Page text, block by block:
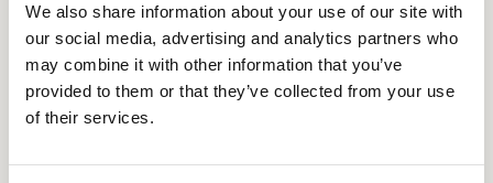
We also share information about your use of our site with
our social media, advertising and analytics partners who
may combine it with other information that you’ve
provided to them or that they’ve collected from your use
of their services.
Les chaussures dotées de la technologie GORE-TEX®
sont idéales pour un large éventail d'activités de plein air.
Elles offrent une combinaison unique de protection
imperméable de durabilité, de respirabilité et de confort
Le système variofix® génère un ajustement et une